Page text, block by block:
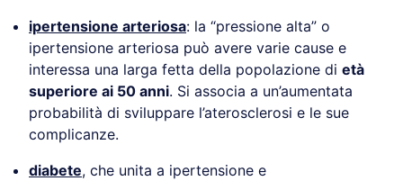
ipertensione arteriosa: la “pressione alta” o
ipertensione arteriosa può avere varie cause e
interessa una larga fetta della popolazione di età
superiore ai 50 anni. Si associa a un’aumentata
probabilità di sviluppare l’aterosclerosi e le sue
complicanze.
diabete, che unita a ipertensione e